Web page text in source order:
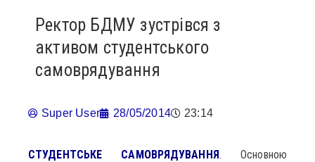
Ректор БДМУ зустрівся з
активом студентського
самоврядування
Super User 28/05/2014 23:14
СТУДЕНТСЬКЕ САМОВРЯДУВАННЯ. Основною